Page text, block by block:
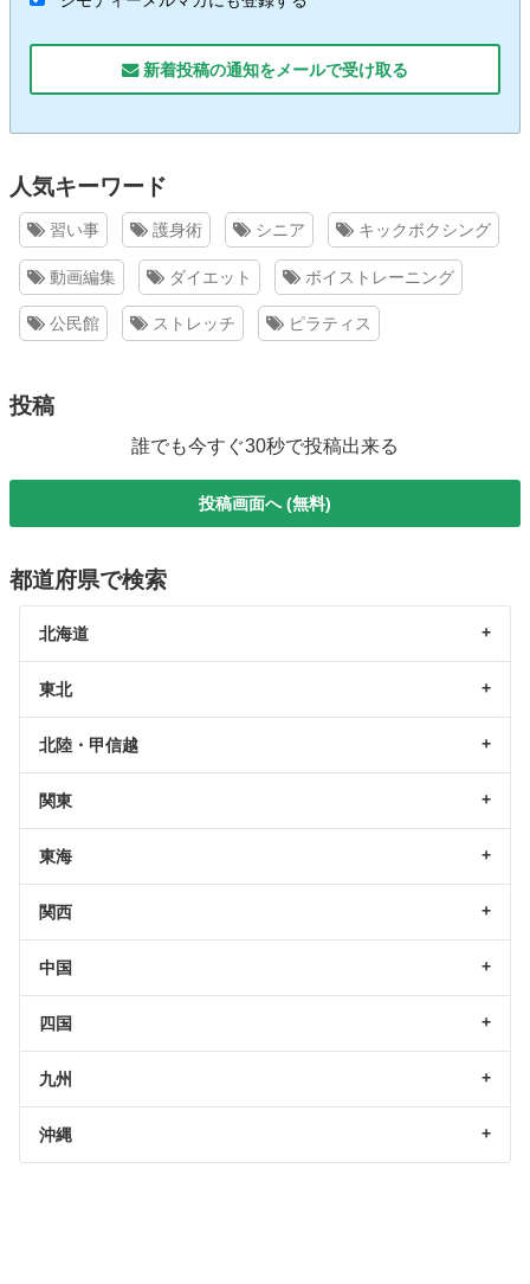
新着投稿の通知をメールで受け取る
人気キーワード
習い事 護身術 シニア キックボクシング
動画編集 ダイエット ボイストレーニング
公民館 ストレッチ ピラティス
投稿
誰でも今すぐ30秒で投稿出来る
投稿画面へ (無料)
都道府県で検索
北海道
東北
北陸・甲信越
関東
東海
関西
中国
四国
九州
沖縄